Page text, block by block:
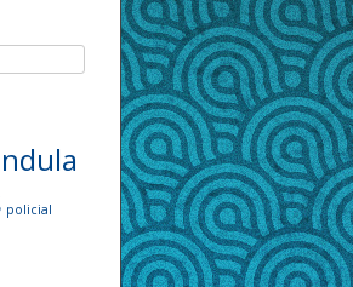
policial